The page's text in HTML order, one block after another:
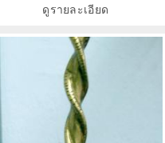
ดูรายละเอียด